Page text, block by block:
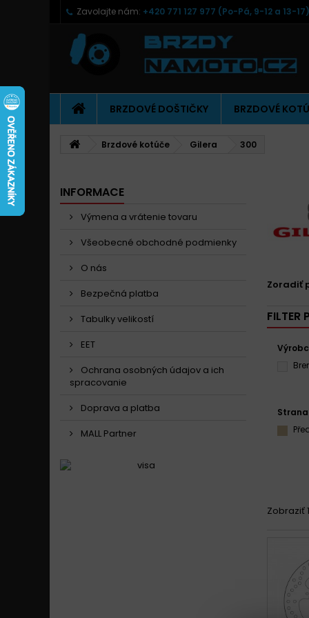
Zavolajte nám: +420 771 127 977 (Po-Pá, 9-12 a 13-17)
BRZDOVÉ DOŠTIČKY BRZDOVÉ
Brzdové kotúče Gilera 300
INFORMACE
Výmena a vrátenie tovaru
Všeobecné obchodné podmienky
O nás
Bezpečná platba
Tabulky velikostí
EET
Ochrana osobných údajov a ich
spracovanie
Doprava a platba
MALL Partner
Zoradiť
FILTER
Strana
Zobraziť